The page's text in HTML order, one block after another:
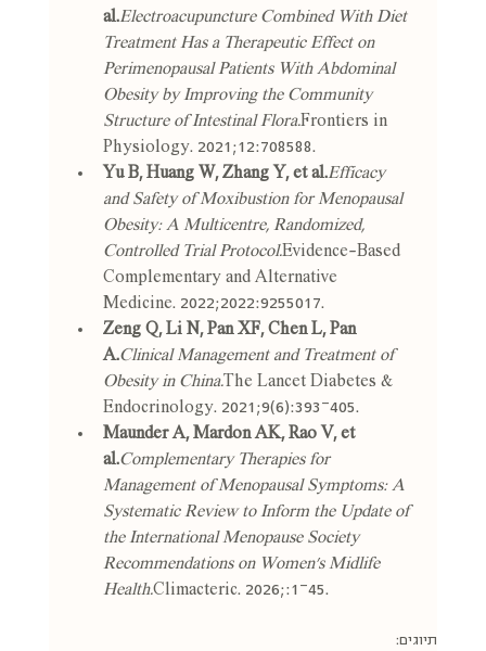
al.Electroacupuncture Combined With Diet
Treatment Has a Therapeutic Effect on
Perimenopausal Patients With Abdominal
Obesity by Improving the Community
Structure of Intestinal Flora.Frontiers in
Physiology. 2021;12:708588.
Yu B, Huang W, Zhang Y, et al.Efficacy
and Safety of Moxibustion for Menopausal
Obesity: A Multicentre, Randomized,
Controlled Trial Protocol.Evidence-Based
Complementary and Alternative
Medicine. 2022;2022:9255017.
Zeng Q, Li N, Pan XF, Chen L, Pan
A.Clinical Management and Treatment of
Obesity in China.The Lancet Diabetes &
Endocrinology. 2021;9(6):393–405.
Maunder A, Mardon AK, Rao V, et
al.Complementary Therapies for
Management of Menopausal Symptoms: A
Systematic Review to Inform the Update of
the International Menopause Society
Recommendations on Women's Midlife
Health.Climacteric. 2026;:1–45.
תיוגים: